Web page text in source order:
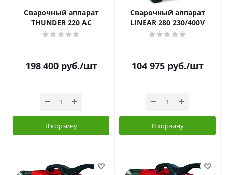
Сварочный аппарат
THUNDER 220 АС
198 400руб./шт
В корзину
Сварочный аппарат
LINEAR 280 230/400V
104 975руб./шт
В корзину